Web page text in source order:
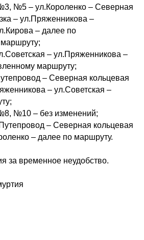
№5 – ул.Короленко – Северная
– ул.Пряженникова –
– далее по
– ул.Пряженникова –
маршруту;
– Северная кольцевая
– ул.Советская –
№10 – без изменений;
– Северная кольцевая
– далее по маршруту.
за временное неудобство.